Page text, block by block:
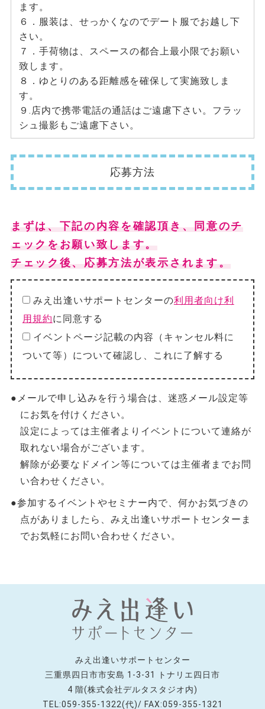
ます。
６．服装は、せっかくなのでデート服でお越し下
さい。
７．手荷物は、スペースの都合上最小限でお願い
致します。
８．ゆとりのある距離感を確保して実施致しま
す。
９.店内で携帯電話の通話はご遠慮下さい。フラッ
シュ撮影もご遠慮下さい。
応募方法
まずは、下記の内容を確認頂き、同意のチ
ェックをお願い致します。
チェック後、応募方法が表示されます。
みえ出逢いサポートセンターの利用者向け利
用規約に同意する
イベントページ記載の内容（キャンセル料に
ついて等）について確認し、これに了解する
●メールで申し込みを行う場合は、迷惑メール設定等
にお気を付けください。
設定によっては主催者よりイベントについて連絡が
取れない場合がございます。
解除が必要なドメイン等については主催者までお問
い合わせください。
●参加するイベントやセミナー内で、何かお気づきの
点がありましたら、みえ出逢いサポートセンターま
でお気軽にお問い合わせください。
みえ出逢いサポートセンター
三重県四日市市安島 1-3-31 トナリエ四日市
4 階(株式会社デルタスタジオ内)
TEL:059-355-1322(代)/ FAX:059-355-1321